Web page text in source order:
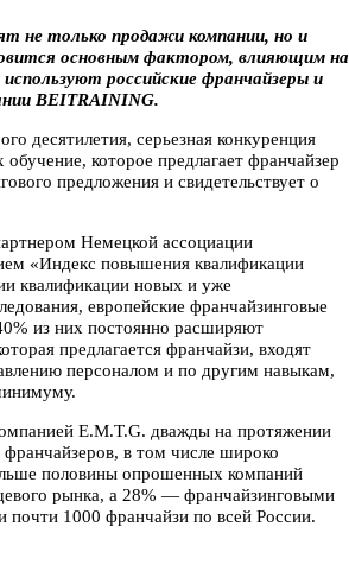
не только продажи компании, но и
основным фактором, влияющим на
российские франчайзеры и
BEITRAINING.
десятилетия, серьезная конкуренция
которое предлагает франчайзер
предложения и свидетельствует о
Немецкой ассоциации
«Индекс повышения квалификации
квалификации новых и уже
европейские франчайзинговые
из них постоянно расширяют
предлагается франчайзи, входят
персоналом и по другим навыкам,
E.M.T.G. дважды на протяжении
в том числе широко
половины опрошенных компаний
рынка, а 28% — франчайзинговыми
почти 1000 франчайзи по всей России.